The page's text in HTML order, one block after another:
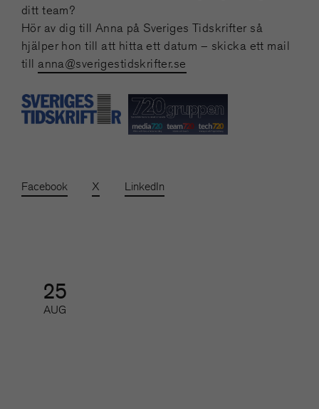
ditt team?
Hör av dig till Anna på Sveriges Tidskrifter så
hjälper hon till att hitta ett datum – skicka ett mail
till anna@sverigestidskrifter.se
Facebook X LinkedIn
25
AUG